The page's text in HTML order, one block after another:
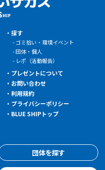
探す
ゴミ拾い・環境イベント
団体・個人
レポ（活動報告）
プレゼントについて
お問い合わせ
利用規約
プライバシーポリシー
BLUE SHIPトップ
団体を探す